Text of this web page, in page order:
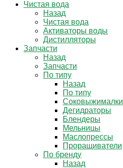
Чистая вода
Назад
Чистая вода
Активаторы воды
Дистилляторы
Запчасти
Назад
Запчасти
По типу
Назад
По типу
Соковыжималки
Дегидраторы
Блендеры
Мельницы
Маслопрессы
Проращиватели
По бренду
Назад